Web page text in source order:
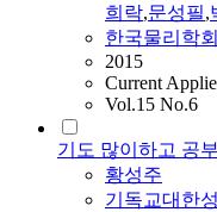
희락,문성필,
한국물리학회
2015
Current
Vol.15 No.6
기도 많이하고 공
황성주
기독교대한